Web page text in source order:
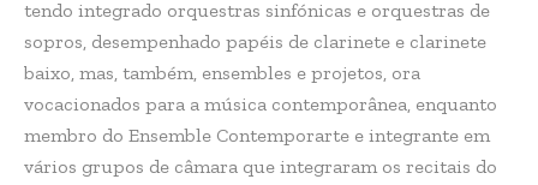
tendo integrado orquestras sinfónicas e orquestras de
sopros, desempenhado papéis de clarinete e clarinete
baixo, mas, também, ensembles e projetos, ora
vocacionados para a música contemporânea, enquanto
membro do Ensemble Contemporarte e integrante em
vários grupos de câmara que integraram os recitais do